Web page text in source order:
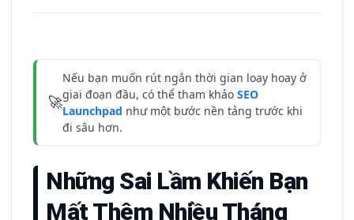
🚀
Nếu bạn muốn rút ngắn thời gian loay hoay ở
giai đoạn đầu, có thể tham khảo SEO
Launchpad như một bước nền tảng trước khi
đi sâu hơn.
Những Sai Lầm Khiến Bạn
Mất Thêm Nhiều Tháng